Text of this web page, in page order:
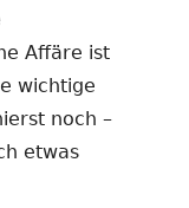
Affäre ist
wichtige
noch –
etwas